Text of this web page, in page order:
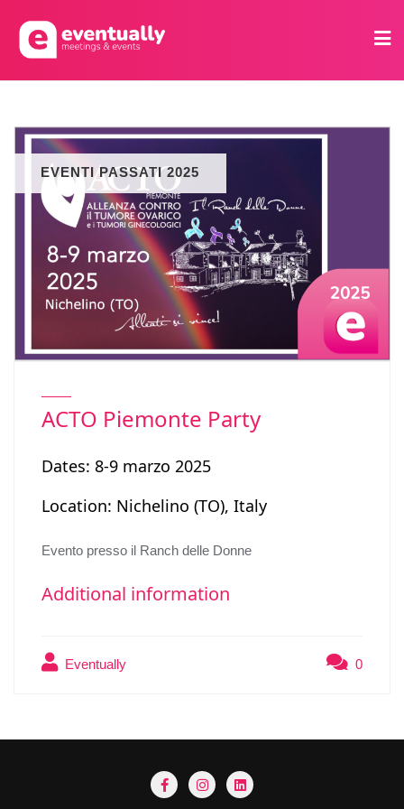
EVENTI PASSATI 2025
ACTO Piemonte Party
Dates: 8-9 marzo 2025
Location: Nichelino (TO), Italy
Evento presso il Ranch delle Donne
Additional information
Eventually 0